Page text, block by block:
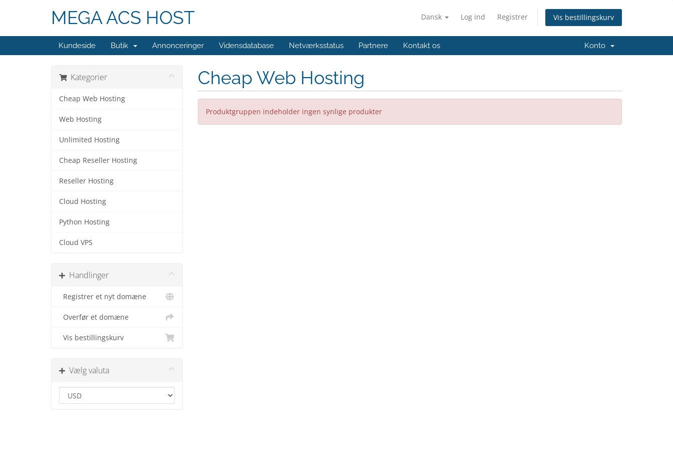
Dansk Log ind Registrer Vis bestillingskurv
MEGA ACS HOST
Kundeside Butik Annonceringer Vidensdatabase Netværksstatus Partnere Kontakt os Konto
Kategorier
Cheap Web Hosting
Web Hosting
Unlimited Hosting
Cheap Reseller Hosting
Reseller Hosting
Cloud Hosting
Python Hosting
Cloud VPS
Handlinger
Registrer et nyt domæne
Overfør et domæne
Vis bestillingskurv
Vælg valuta
Cheap Web Hosting
Produktgruppen indeholder ingen synlige produkter